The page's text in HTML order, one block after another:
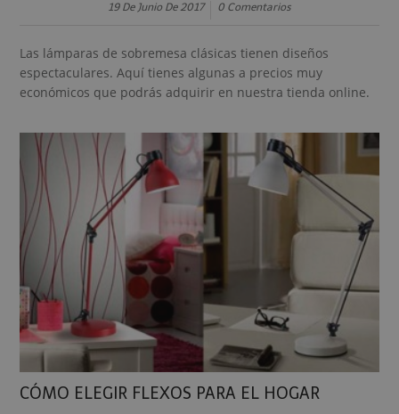
19 De Junio De 2017 0 Comentarios
Las lámparas de sobremesa clásicas tienen diseños
espectaculares. Aquí tienes algunas a precios muy
económicos que podrás adquirir en nuestra tienda online.
CÓMO ELEGIR FLEXOS PARA EL HOGAR